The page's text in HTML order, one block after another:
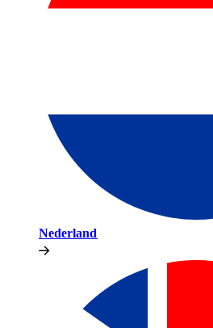
Nederland​​